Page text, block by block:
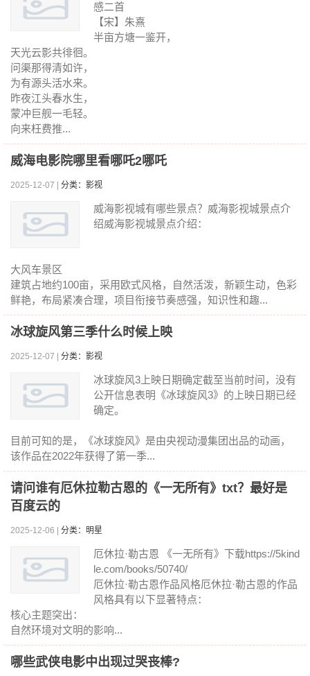
感二首
【宋】朱熹
半亩方塘一鉴开，
天光云影共徘徊。
问渠那得清如许，
为有源头活水来。
昨夜江头春水生，
蒙冲巨舰一毛轻。
向来枉费推...
威海电影院哪里看哪吒2哪吒
2025-12-07 | 分类：影视
威海影视城有哪些景点？威海影视城景点介
绍威海影视城景点介绍：
大风车景区
建筑占地约100亩，采用欧式风格，自然活泼，新颖生动，色彩
鲜艳，布局紧凑合理，项目衔接节奏感强，知识性和趣...
冰球旋风第三季什么时候上映
2025-12-07 | 分类：影视
冰球旋风3上映日期确定截至当前时间，没有
公开信息表明《冰球旋风3》的上映日期已经
确定。
目前可知的是，《冰球旋风》是由央视动漫集团出品的动画，
该作品在2022年获得了第一季...
请问谁有厄休拉勒古恩的《一无所有》txt？最好是
百度云的
2025-12-06 | 分类：明星
厄休拉·勒古恩 《一无所有》下载https://5kind
le.com/books/50740/
厄休拉·勒古恩作品风格厄休拉·勒古恩的作品
风格具有以下显著特点：
核心主题突出：
自然环境对文明的影响...
哪些武侠电影中出现过哭丧棒?